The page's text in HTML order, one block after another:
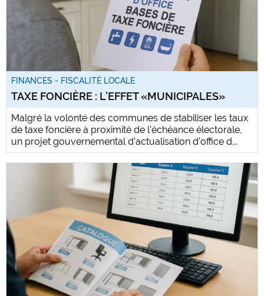
FINANCES - FISCALITÉ LOCALE
TAXE FONCIÈRE : L’EFFET «MUNICIPALES»
Malgré la volonté des communes de stabiliser les taux
de taxe foncière à proximité de l'échéance électorale,
un projet gouvernemental d'actualisation d'office d...